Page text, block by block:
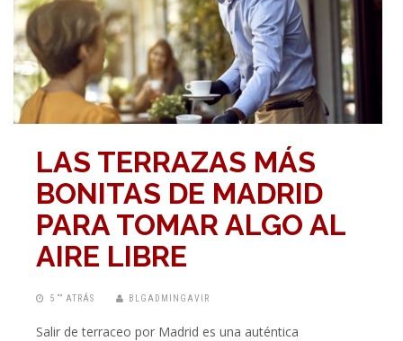
LAS TERRAZAS MÁS
BONITAS DE MADRID
PARA TOMAR ALGO AL
AIRE LIBRE
5 “” ATRÁS BLGADMINGAVIR
Salir de terraceo por Madrid es una auténtica